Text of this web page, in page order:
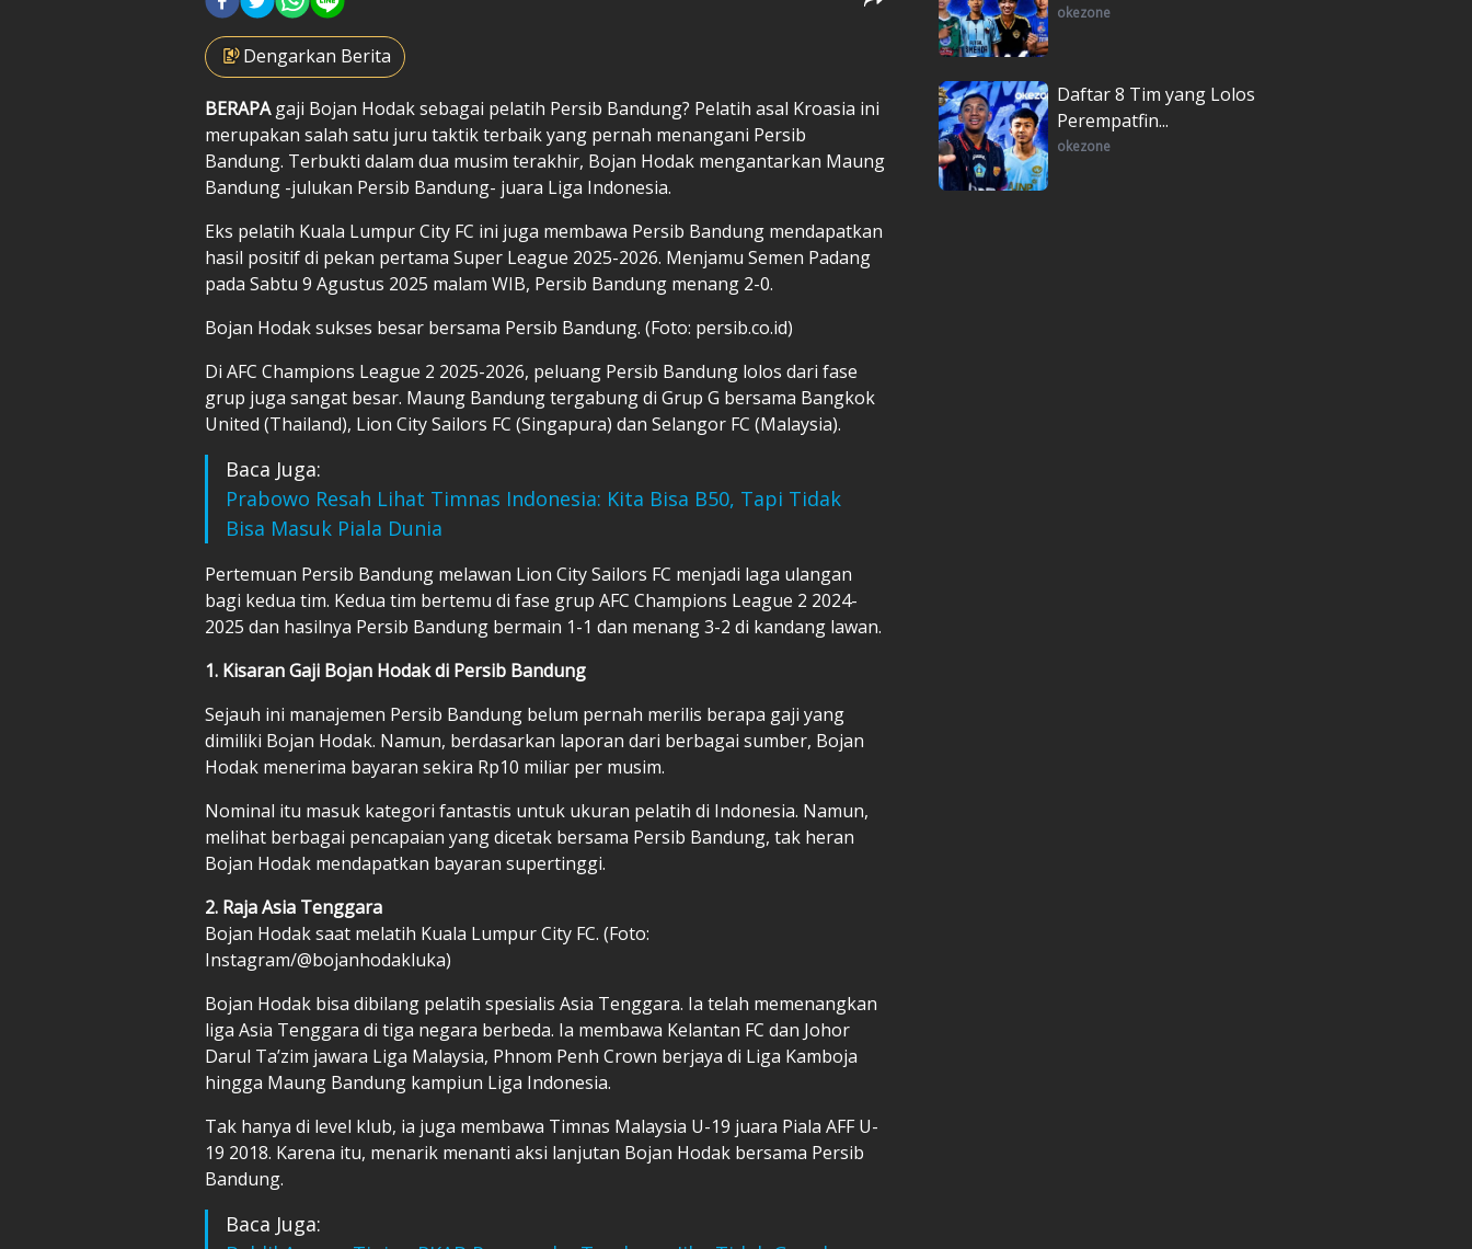
Dengarkan Berita
BERAPAgaji Bojan Hodaksebagai pelatih Persib Bandung? Pelatih asal Kroasia ini
merupakan salah satu juru taktik terbaik yang pernah menangani Persib
Bandung. Terbukti dalam dua musim terakhir, Bojan Hodak mengantarkan Maung
Bandung -julukan Persib Bandung- juara Liga Indonesia.
Eks pelatih Kuala Lumpur City FC ini juga membawa Persib Bandung mendapatkan
hasil positif di pekan pertama Super League 2025-2026. Menjamu Semen Padang
pada Sabtu 9 Agustus 2025 malam WIB, Persib Bandung menang 2-0.
Bojan Hodak sukses besar bersama Persib Bandung. (Foto: persib.co.id)
Di AFC Champions League 2 2025-2026, peluang Persib Bandung lolos dari fase
grup juga sangat besar. Maung Bandung tergabung di Grup G bersama Bangkok
United (Thailand), Lion City Sailors FC (Singapura) dan Selangor FC (Malaysia).
Baca Juga:
Prabowo Resah Lihat Timnas Indonesia: Kita Bisa B50, Tapi Tidak
Bisa Masuk Piala Dunia
Pertemuan Persib Bandung melawan Lion City Sailors FC menjadi laga ulangan
bagi kedua tim. Kedua tim bertemu di fase grup AFC Champions League 2 2024-
2025 dan hasilnya Persib Bandung bermain 1-1 dan menang 3-2 di kandang lawan.
1. Kisaran Gaji Bojan Hodak di Persib Bandung
Sejauh ini manajemen Persib Bandung belum pernah merilis berapa gaji yang
dimiliki Bojan Hodak. Namun, berdasarkan laporan dari berbagai sumber, Bojan
Hodak menerima bayaran sekira Rp10 miliar per musim.
Nominal itu masuk kategori fantastis untuk ukuran pelatih di Indonesia. Namun,
melihat berbagai pencapaian yang dicetak bersama Persib Bandung, tak heran
Bojan Hodak mendapatkan bayaran supertinggi.
2. Raja Asia Tenggara
Bojan Hodak saat melatih Kuala Lumpur City FC. (Foto:
Instagram/@bojanhodakluka)
Bojan Hodak bisa dibilang pelatih spesialis Asia Tenggara. Ia telah memenangkan
liga Asia Tenggara di tiga negara berbeda. Ia membawa Kelantan FC dan Johor
Darul Ta’zim jawara Liga Malaysia, Phnom Penh Crown berjaya di Liga Kamboja
hingga Maung Bandung kampiun Liga Indonesia.
Tak hanya di level klub, ia juga membawa Timnas Malaysia U-19 juara Piala AFF U-
19 2018. Karena itu, menarik menanti aksi lanjutan Bojan Hodak bersama Persib
Bandung.
Baca Juga:
okezone
Daftar 8 Tim yang Lolos
Perempatfin...
okezone